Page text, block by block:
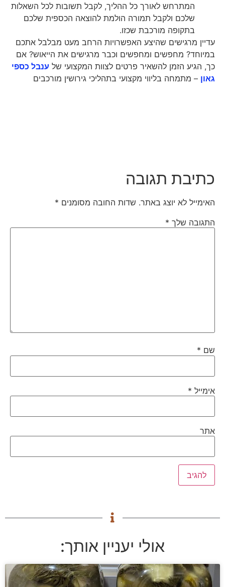
המתרחש לאורך כל ההליך, לקבל תשובות לכל השאלות
שלכם ולקבל תמורה הולמת להוצאה הכספית שלכם
בתקופה מורכבת שכזו.
עדיין מרגישים שהיצע האפשרויות הרחב מעט מבלבל אתכם
במיוחד? מחפשים ומחפשים וכבר מרגישים את הייאוש? אם
כך, הגיע הזמן להשאיר פרטים לצוות המקצועי שלענבל כספי
גאון– מתמחה בליווי מקצועי בתהליכי גירושין מורכבים
כתיבת תגובה
האימייל לא יוצג באתר. שדות החובה מסומנים*
התגובה שלך*
שם*
אימייל*
אתר
אולי יעניין אותך: